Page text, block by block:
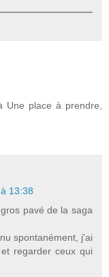
Une place à prendre,
13:38
pavé de la saga
spontanément, j'ai
regarder ceux qui